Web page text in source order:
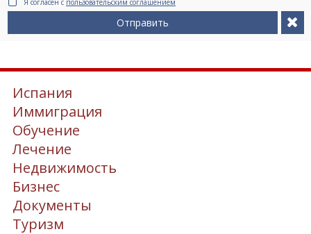
Я согласен с пользовательским соглашением
Отправить
Испания
Иммиграция
Обучение
Лечение
Недвижимость
Бизнес
Документы
Туризм